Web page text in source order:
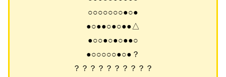
○○○○○○○●○●
●○●●○●○●●△
●○○●○●○●●○
●○○○○○●○●？
？？？？？？？？？？